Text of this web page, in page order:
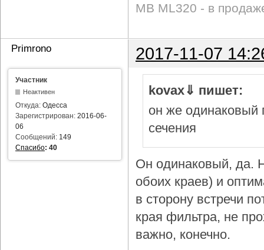
MB ML320 - в
Primrono 2017-11-07
Участник
Неактивен
Откуда: Одесса
Зарегистрирован: 2016-06-
06
Сообщений: 149
Спасибо: 40
kovax⇓ пишет:
он же одинаковый
сечения
Он одинаковый, да.
обоих краев) и
в сторону встречи
края фильтра, не
важно, конечно.